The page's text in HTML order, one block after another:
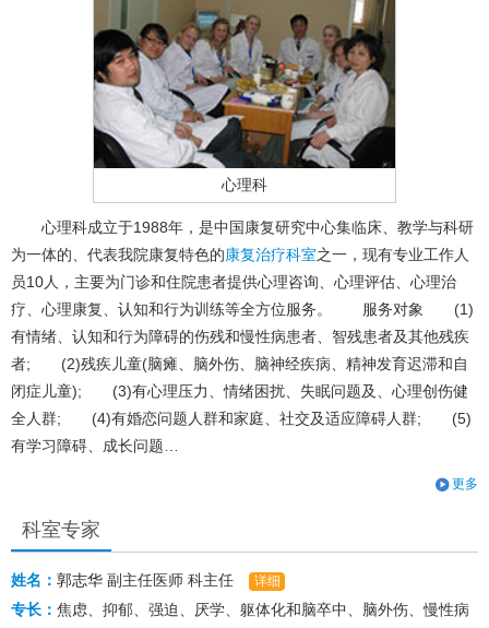
心理科
心理科成立于1988年，是中国康复研究中心集临床、教学与科研
为一体的、代表我院康复特色的康复治疗科室之一，现有专业工作人
员10人，主要为门诊和住院患者提供心理咨询、心理评估、心理治
疗、心理康复、认知和行为训练等全方位服务。 服务对象 (1)
有情绪、认知和行为障碍的伤残和慢性病患者、智残患者及其他残疾
者; (2)残疾儿童(脑瘫、脑外伤、脑神经疾病、精神发育迟滞和自
闭症儿童); (3)有心理压力、情绪困扰、失眠问题及、心理创伤健
全人群; (4)有婚恋问题人群和家庭、社交及适应障碍人群; (5)
有学习障碍、成长问题…
更多
科室专家
姓名： 郭志华 副主任医师 科主任 详细
专长： 焦虑、抑郁、强迫、厌学、躯体化和脑卒中、脑外伤、慢性病